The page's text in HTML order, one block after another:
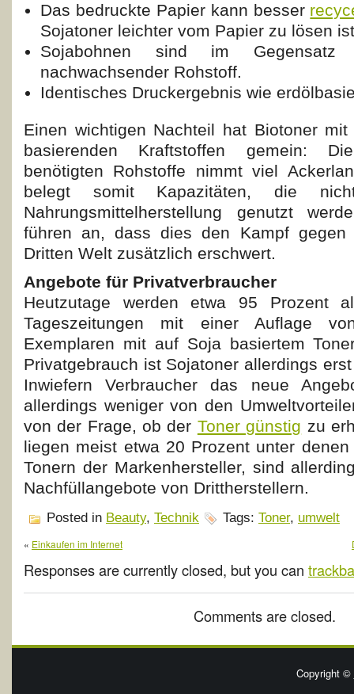
Das bedruckte Papier kann besser
Sojatoner leichter vom Papier zu lösen
Sojabohnen sind im
nachwachsender Rohstoff.
Identisches Druckergebnis wie
Einen wichtigen Nachteil hat Biotoner
basierenden Kraftstoffen gemein:
benötigten Rohstoffe nimmt viel
belegt somit Kapazitäten, die
Nahrungsmittelherstellung genutzt
führen an, dass dies den Kampf
Dritten Welt zusätzlich erschwert.
Angebote für Privatverbraucher
Heutzutage werden etwa 95 Prozent
Tageszeitungen mit einer Auflage
Exemplaren mit auf Soja basiertem
Privatgebrauch ist Sojatoner allerdings
Inwiefern Verbraucher das neue
allerdings weniger von den
von der Frage, ob der Toner günstig zu
liegen meist etwa 20 Prozent unter
Tonern der Markenhersteller, sind
Nachfüllangebote von Drittherstellern.
Posted in Beauty, Technik Tags: Toner, umwelt
« Einkaufen im Internet
Responses are currently closed, but you can
Comments are closed.
Copyright ©